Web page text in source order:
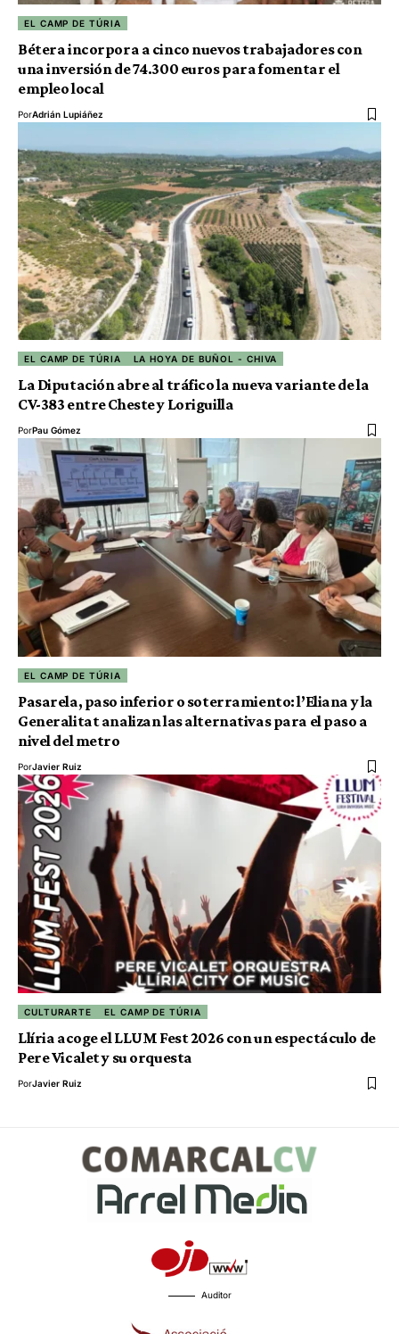
EL CAMP DE TÚRIA
Bétera incorpora a cinco nuevos trabajadores con
una inversión de 74.300 euros para fomentar el
empleo local
PorAdrián Lupiáñez
EL CAMP DE TÚRIA LA HOYA DE BUÑOL - CHIVA
La Diputación abre al tráfico la nueva variante de la
CV-383 entre Cheste y Loriguilla
PorPau Gómez
EL CAMP DE TÚRIA
Pasarela, paso inferior o soterramiento: l’Eliana y la
Generalitat analizan las alternativas para el paso a
nivel del metro
PorJavier Ruiz
CULTURARTE EL CAMP DE TÚRIA
Llíria acoge el LLUM Fest 2026 con un espectáculo de
Pere Vicalet y su orquesta
PorJavier Ruiz
Auditor